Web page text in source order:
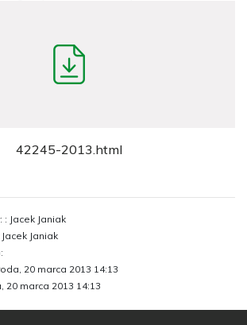
42245-2013.html
: Jacek Janiak
Janiak
20 marca 2013 14:13
marca 2013 14:13